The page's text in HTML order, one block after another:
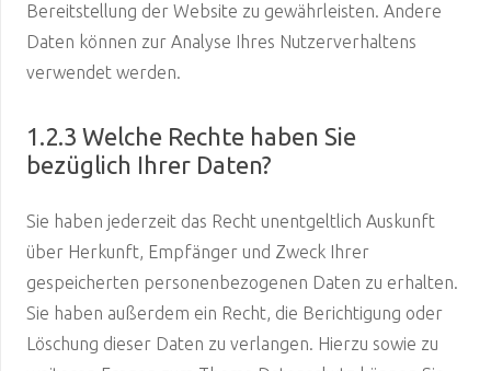
Bereitstellung der Website zu gewährleisten. Andere
Daten können zur Analyse Ihres Nutzerverhaltens
verwendet werden.
1.2.3 Welche Rechte haben Sie
bezüglich Ihrer Daten?
Sie haben jederzeit das Recht unentgeltlich Auskunft
über Herkunft, Empfänger und Zweck Ihrer
gespeicherten personenbezogenen Daten zu erhalten.
Sie haben außerdem ein Recht, die Berichtigung oder
Löschung dieser Daten zu verlangen. Hierzu sowie zu